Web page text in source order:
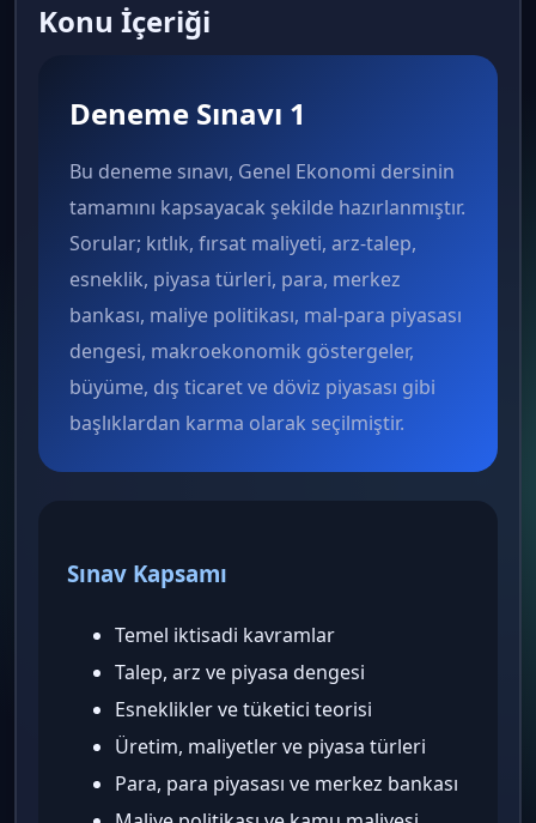
Konu İçeriği
Deneme Sınavı 1
Bu deneme sınavı, Genel Ekonomi dersinin
tamamını kapsayacak şekilde hazırlanmıştır.
Sorular; kıtlık, fırsat maliyeti, arz-talep,
esneklik, piyasa türleri, para, merkez
bankası, maliye politikası, mal-para piyasası
dengesi, makroekonomik göstergeler,
büyüme, dış ticaret ve döviz piyasası gibi
başlıklardan karma olarak seçilmiştir.
Sınav Kapsamı
Temel iktisadi kavramlar
Talep, arz ve piyasa dengesi
Esneklikler ve tüketici teorisi
Üretim, maliyetler ve piyasa türleri
Para, para piyasası ve merkez bankası